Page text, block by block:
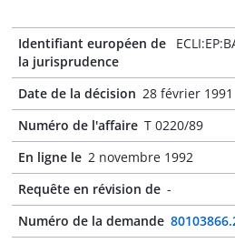
Identifiant européen de
la jurisprudence
Date de la décision 28 février 1991
Numéro de l'affaire T 0220/89
En ligne le 2 novembre 1992
Requête en révision de -
Numéro de la demande